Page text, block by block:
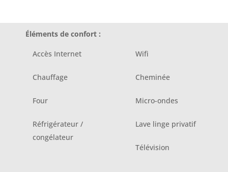
Éléments de confort :
Accès Internet Wifi
Chauffage Cheminée
Four Micro-ondes
Réfrigérateur /
congélateur
Lave linge privatif
Télévision